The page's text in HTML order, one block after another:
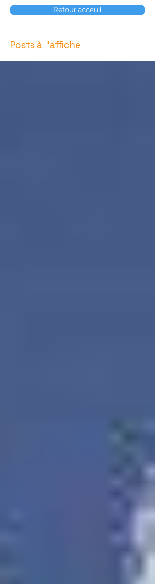
Retour acceuil
Posts à l'affiche